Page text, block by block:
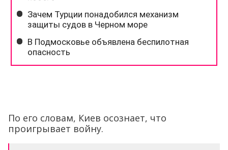
По его словам, Киев осознает, что
проигрывает войну.